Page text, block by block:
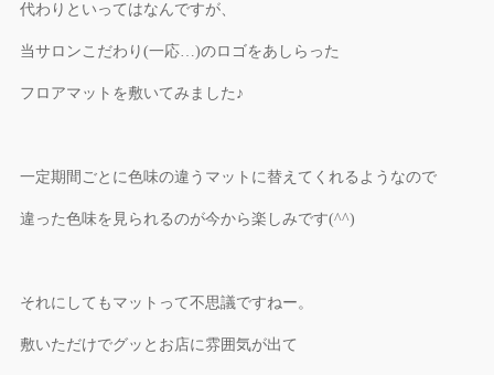
代わりといってはなんですが、
当サロンこだわり(一応…)のロゴをあしらった
フロアマットを敷いてみました♪
一定期間ごとに色味の違うマットに替えてくれるようなので
違った色味を見られるのが今から楽しみです(^^)
それにしてもマットって不思議ですねー。
敷いただけでグッとお店に雰囲気が出て